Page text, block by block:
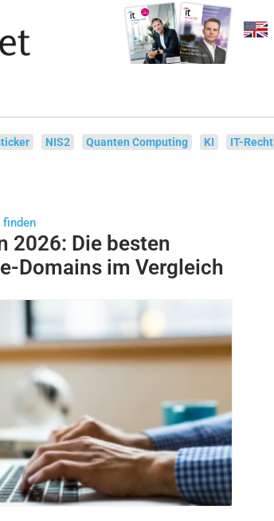
NIS2 Quanten Computing KI IT-Recht
finden
2026: Die besten
Domains im Vergleich